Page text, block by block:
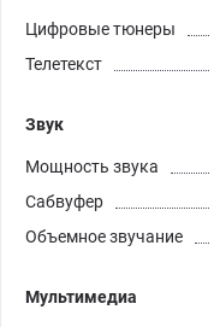
Цифровые тюнеры
Телетекст
Звук
Мощность звука
Сабвуфер
Объемное звучание
Мультимедиа